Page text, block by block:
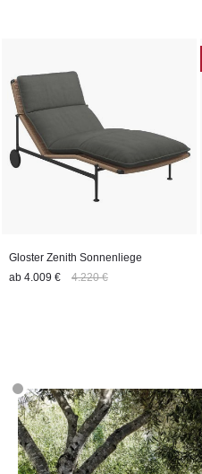
Gloster Zenith Sonnenliege
ab 4.009 € 4.220 €